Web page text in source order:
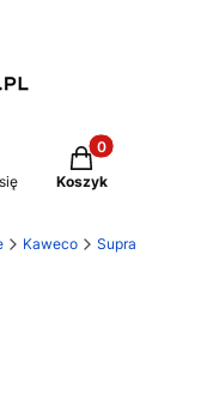
Produkty w
Koszyk
Kaweco Supra